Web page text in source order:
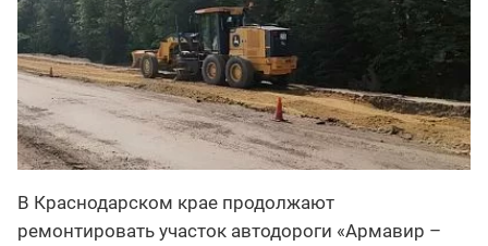
В Краснодарском крае продолжают
ремонтировать участок автодороги «Армавир –